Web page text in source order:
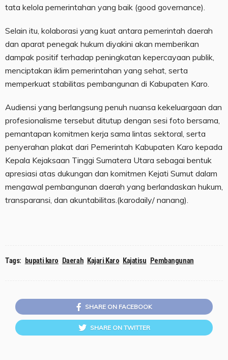
tata kelola pemerintahan yang baik (good governance).
Selain itu, kolaborasi yang kuat antara pemerintah daerah
dan aparat penegak hukum diyakini akan memberikan
dampak positif terhadap peningkatan kepercayaan publik,
menciptakan iklim pemerintahan yang sehat, serta
memperkuat stabilitas pembangunan di Kabupaten Karo.
Audiensi yang berlangsung penuh nuansa kekeluargaan dan
profesionalisme tersebut ditutup dengan sesi foto bersama,
pemantapan komitmen kerja sama lintas sektoral, serta
penyerahan plakat dari Pemerintah Kabupaten Karo kepada
Kepala Kejaksaan Tinggi Sumatera Utara sebagai bentuk
apresiasi atas dukungan dan komitmen Kejati Sumut dalam
mengawal pembangunan daerah yang berlandaskan hukum,
transparansi, dan akuntabilitas.(karodaily/ nanang).
Tags: bupati karo Daerah Kajari Karo Kajatisu Pembangunan
SHARE ON FACEBOOK
SHARE ON TWITTER